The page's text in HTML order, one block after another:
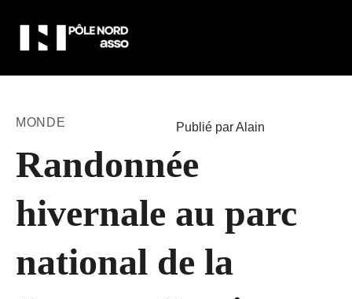
MONDE Publié par Alain
Randonnée
hivernale au parc
national de la